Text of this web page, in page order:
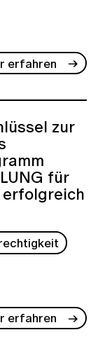
erfahren
zur
für
erfolgreich
erfahren